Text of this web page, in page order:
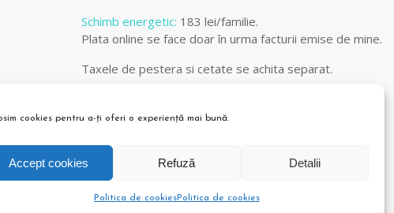
cookies pentru a-ți oferi o experiență mai bună.
Accept cookies Refuză Detalii
Politica de cookiesPolitica de cookies
Schimb energetic: 183 lei/familie.
Plata online se face doar în urma facturii emise de mine.
Taxele de pestera si cetate se achita separat.